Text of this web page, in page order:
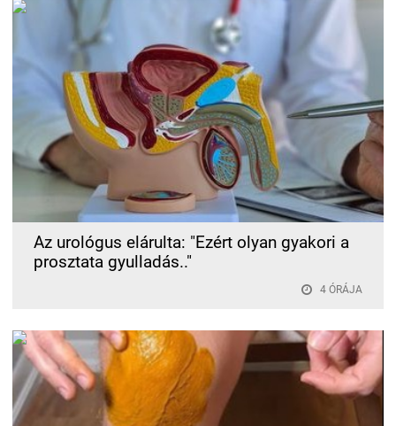
Az urológus elárulta: "Ezért olyan gyakori a
prosztata gyulladás.."
4 ÓRÁJA